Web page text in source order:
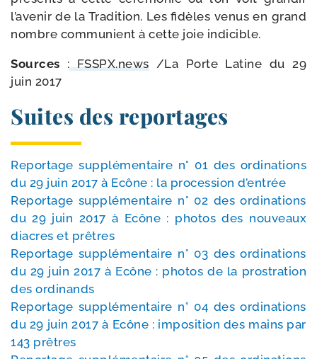
l’avenir de la Tradition. Les fidèles venus en grand
nombre com­mu­nient à cette joie indicible.
Sources :FSSPX​.news/​La Porte Latine du 29
juin 2017
Suites des reportages
Reportage sup­plé­men­taire n° 01 des ordi­na­tions
du 29 juin 2017 à Ecône : la pro­ces­sion d’entrée
Reportage sup­plé­men­taire n° 02 des ordi­na­tions
du 29 juin 2017 à Ecône : pho­tos des nou­veaux
diacres et prêtres
Reportage sup­plé­men­taire n° 03 des ordi­na­tions
du 29 juin 2017 à Ecône : pho­tos de la pros­tra­tion
des ordinands
Reportage sup­plé­men­taire n° 04 des ordi­na­tions
du 29 juin 2017 à Ecône : impo­si­tion des mains par
143 prêtres